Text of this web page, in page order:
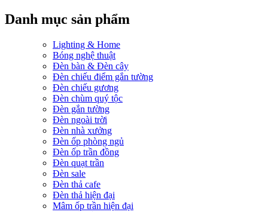
Danh mục sản phẩm
Lighting & Home
Bóng nghệ thuật
Đèn bàn & Đèn cây
Đèn chiếu điểm gắn tường
Đèn chiếu gương
Đèn chùm quý tộc
Đèn gắn tường
Đèn ngoài trời
Đèn nhà xưởng
Đèn ốp phòng ngủ
Đèn ốp trần đồng
Đèn quạt trần
Đèn sale
Đèn thả cafe
Đèn thả hiện đại
Mâm ốp trần hiện đại